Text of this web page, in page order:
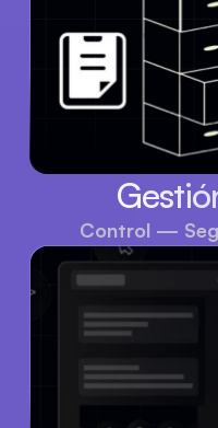
Control —